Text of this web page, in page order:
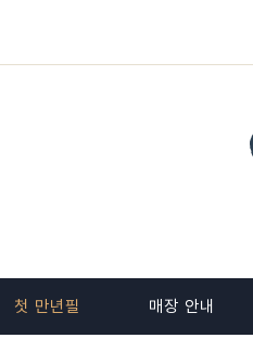
첫 만년필 매장 안내